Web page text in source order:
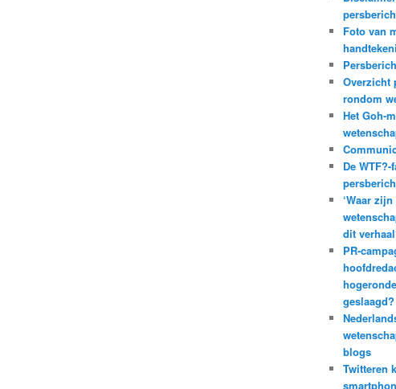
Foto van
Overzicht
rondom
Het Goh-
De
‘Waar zijn
dit
PR-
geslaagd?
blogs
Twitteren